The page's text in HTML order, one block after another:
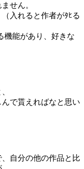
せん。
入れると作者がﾀﾋる
機能があり、好きな
で貰えればなと思い
自分の他の作品と比